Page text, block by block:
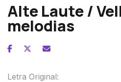
Alte Laute /
melodias
Letra Original: